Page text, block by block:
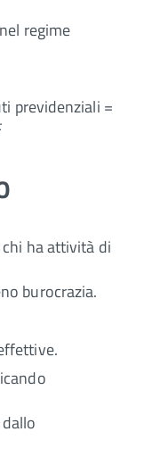
regime
previdenziali =
ha attività di
burocrazia.